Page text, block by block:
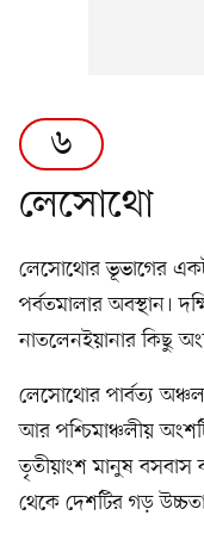
৬
লেসোথো
লেসোথোর ভূভাগের
পর্বতমালার অবস্থান।
নাতলেনইয়ানার কিছু
লেসোথোর পার্বত্য
আর পশ্চিমাঞ্চলীয়
তৃতীয়াংশ মানুষ বসবাস
থেকে দেশটির গড়